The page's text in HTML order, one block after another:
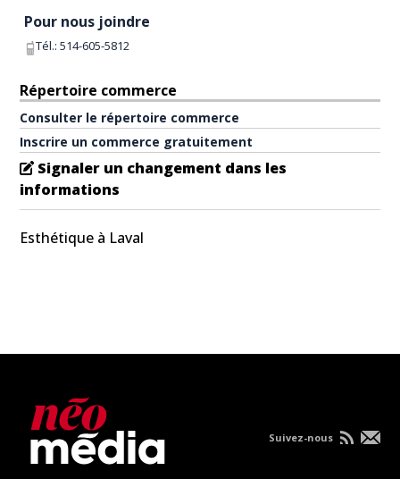
Pour nous joindre
Tél.:514-605-5812
Répertoire commerce
Consulter le répertoire commerce
Inscrire un commerce gratuitement
Signaler un changement dans les
informations
Esthétique à Laval
Suivez-nous